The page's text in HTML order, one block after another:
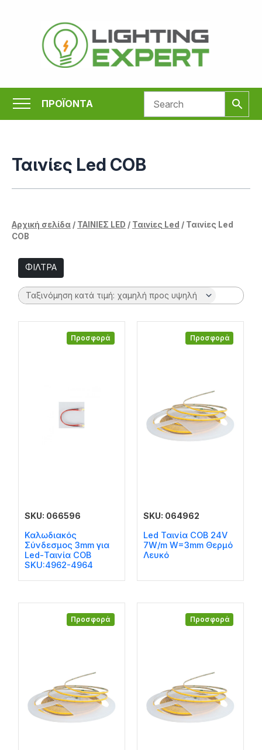
περιεχόμενο
ΠΡΟΪΟΝΤΑ
Ταινίες Led COB
Αρχική σελίδα / ΤΑΙΝΙΕΣ LED / Ταινίες Led / Ταινίες Led
COB
ΦΙΛΤΡΑ
Προσφορά
SKU: 066596
Καλωδιακός
Σύνδεσμος 3mm για
Led-Ταινία COB
SKU:4962-4964
Προσφορά
SKU: 064962
Led Ταινία COB 24V
7W/m W=3mm Θερμό
Λευκό
Προσφορά Προσφορά